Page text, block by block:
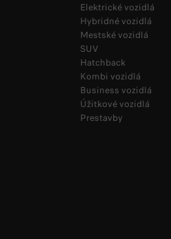
Elektrické vozidlá
Hybridné vozidlá
Mestské vozidlá
SUV
Hatchback
Kombi vozidlá
Business vozidlá
Úžitkové vozidlá
Prestavby